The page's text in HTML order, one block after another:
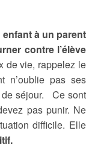
à un parent
contre l’élève
de vie, rappelez le
n’oublie pas ses
séjour. Ce sont
pas punir. Ne
difficile. Elle